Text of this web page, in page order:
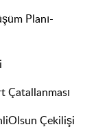
Planı-
Çatallanması
Çekilişi